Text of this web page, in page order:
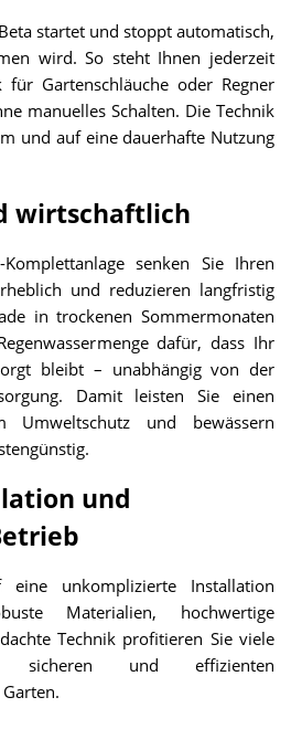
startet und stoppt automatisch,
wird. So steht Ihnen jederzeit
für Gartenschläuche oder Regner
manuelles Schalten. Die Technik
und auf eine dauerhafte Nutzung
wirtschaftlich
senken Sie Ihren
und reduzieren langfristig
in trockenen Sommermonaten
dafür, dass Ihr
bleibt – unabhängig von der
Damit leisten Sie einen
Umweltschutz und bewässern
und
unkomplizierte Installation
Materialien, hochwertige
Technik profitieren Sie viele
und effizienten